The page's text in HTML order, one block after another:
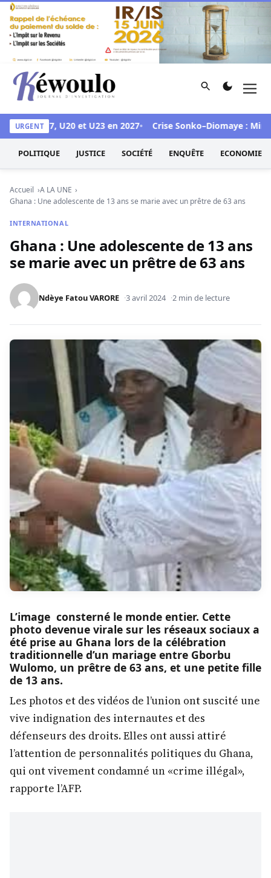
Aller au contenu
Kéwoulo, le premier site d'information et d'investigation
Rechercher
URGENT
U17, U20 et U23 en 2027 Crise Sonko–Diomaye : Mimi
POLITIQUE JUSTICE SOCIÉTÉ ENQUÊTE ECONOMIE
Accueil
A LA UNE
Ghana : Une adolescente de 13 ans se marie avec un prêtre de 63 ans
INTERNATIONAL
Ghana : Une adolescente de 13 ans
se marie avec un prêtre de 63 ans
Ndèye Fatou VARORE 3 avril 2024 2 min de lecture
L’image consterné le monde entier. Cette
photo devenue virale sur les réseaux sociaux a
été prise au Ghana lors de la célébration
traditionnelle d’un mariage entre Gborbu
Wulomo, un prêtre de 63 ans, et une petite fille
de 13 ans.
Les photos et des vidéos de l’union ont suscité une
vive indignation des internautes et des
défenseurs des droits. Elles ont aussi attiré
l’attention de personnalités politiques du Ghana,
qui ont vivement condamné un «crime illégal»,
rapporte l’AFP.